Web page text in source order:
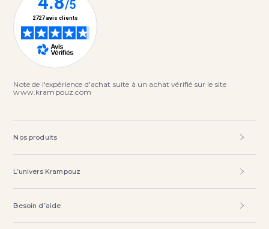
Note de l'expérience d'achat suite à un achat vérifié sur le site
www.krampouz.com
Nos produits
L’univers Krampouz
Besoin d’aide